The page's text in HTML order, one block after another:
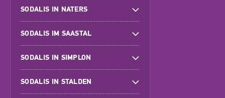
SODALIS IN NATERS
SODALIS IM SAASTAL
SODALIS IN SIMPLON
SODALIS IN STALDEN